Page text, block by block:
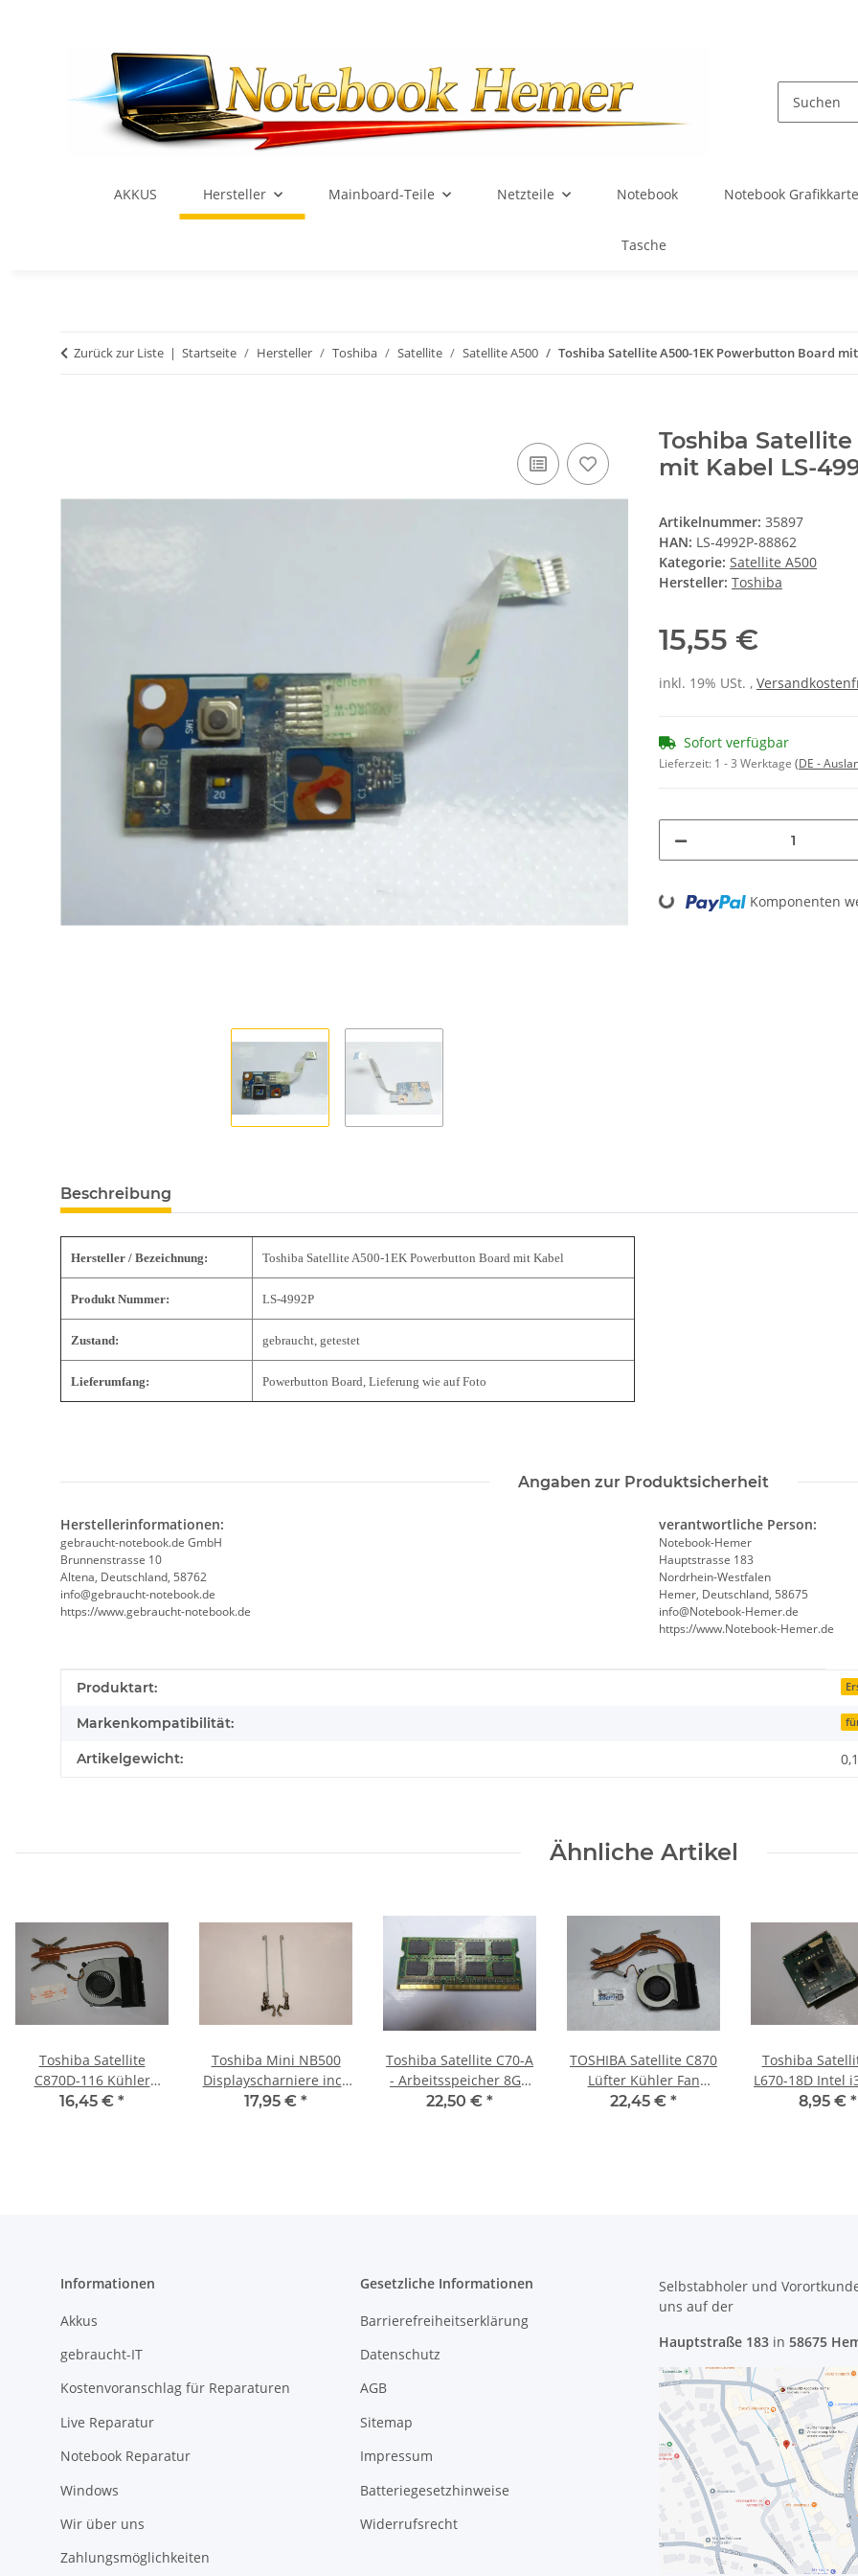
AKKUS Hersteller Mainboard-Teile Netzteile Notebook Notebook
Tasche
Zurück zur Liste Startseite Hersteller Toshiba Satellite Satellite A500 Toshiba Satellite A500-1EK Powerbutton Board mit
Toshiba
mit Kabel LS-
Artikelnummer: 35897
HAN: LS-4992P-88862
Kategorie: Satellite A500
Hersteller: Toshiba
15,55 €
inkl. 19% USt. ,
Sofort verfügbar
Lieferzeit: 1 - 3 Werktage (DE -
Loading... Komponenten
Beschreibung
Hersteller / Bezeichnung: Toshiba Satellite A500-1EK Powerbutton Board mit Kabel
Produkt Nummer: LS-4992P
Zustand: gebraucht, getestet
Lieferumfang: Powerbutton Board, Lieferung wie auf Foto
Angaben zur Produktsicherheit
Herstellerinformationen:
gebraucht-notebook.de GmbH
Brunnenstrasse 10
Altena, Deutschland, 58762
info@gebraucht-notebook.de
https://www.gebraucht-notebook.de
verantwortliche Person:
Notebook-Hemer
Hauptstrasse 183
Nordrhein-Westfalen
Hemer, Deutschland, 58675
info@Notebook-Hemer.de
https://www.Notebook-Hemer.de
Produkteigenschaft
Wert
Produktart:
Markenkompatibilität:
Artikelgewicht:
Ähnliche Artikel
Toshiba Satellite
C870D-116 Kühler
Lüfter +
16,45 € *
Toshiba Mini NB500
Displayscharniere incl.
Leisten L+R
17,95 € *
Toshiba Satellite C70-A
- Arbeitsspeicher 8GB
RAM Memory DDR3
22,50 € *
TOSHIBA Satellite C870
Lüfter Kühler Fan
Cooler H000037360
22,45 € *
Toshiba
L670-18D Intel
CPU mit 2,26GHz
8,95 € *
Informationen
Akkus
gebraucht-IT
Kostenvoranschlag für Reparaturen
Live Reparatur
Notebook Reparatur
Windows
Wir über uns
Zahlungsmöglichkeiten
Gesetzliche Informationen
Barrierefreiheitserklärung
Datenschutz
AGB
Sitemap
Impressum
Batteriegesetzhinweise
Widerrufsrecht
Selbstabholer und
uns auf der
Hauptstraße 183 in 58675